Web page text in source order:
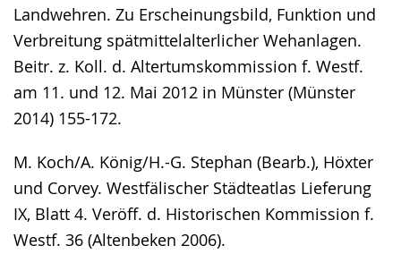
Landwehren. Zu Erscheinungsbild, Funktion und
Verbreitung spätmittelalterlicher Wehanlagen.
Beitr. z. Koll. d. Altertumskommission f. Westf.
am 11. und 12. Mai 2012 in Münster (Münster
2014) 155-172.
M. Koch/A. König/H.-G. Stephan (Bearb.), Höxter
und Corvey. Westfälischer Städteatlas Lieferung
IX, Blatt 4. Veröff. d. Historischen Kommission f.
Westf. 36 (Altenbeken 2006).